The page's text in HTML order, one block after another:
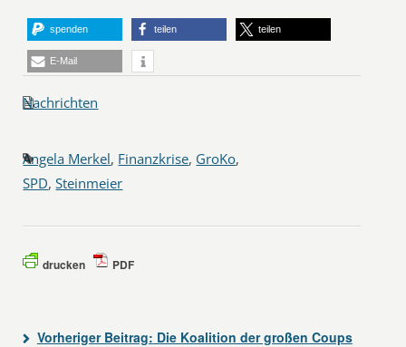
spenden teilen teilen
E-Mail
Nachrichten
Angela Merkel, Finanzkrise, GroKo,
SPD,Steinmeier
drucken PDF
Vorheriger Beitrag: Die Koalition der großen Coups